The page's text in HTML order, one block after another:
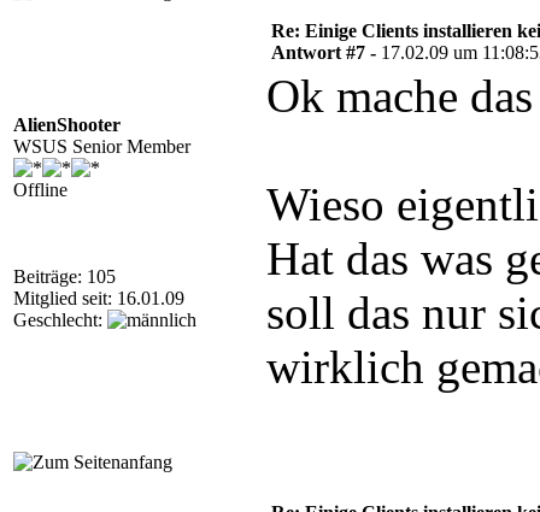
AlienShooter
WSUS Senior Member
Offline
Beiträge: 105
Mitglied seit: 16.01.09
Geschlecht:
Re: Einige Clients installieren
Antwort #7 - 17.02.09 um
Ok mache
Wieso
Hat das was
soll das nur
wirklich